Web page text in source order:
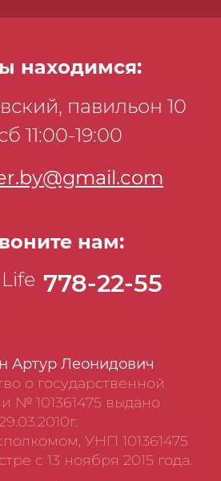
Артур Леонидович
о государственной
№ 101361475 выдано
УНП 101361475
с 13 ноября 2015 года.
находимся:
павильон 10
11:00-19:00
нам:
778-22-55